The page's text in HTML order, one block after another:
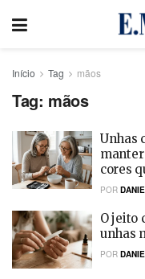
Início Tag mãos
Tag: mãos
Unhas
cores
POR
O jeito
unhas
POR